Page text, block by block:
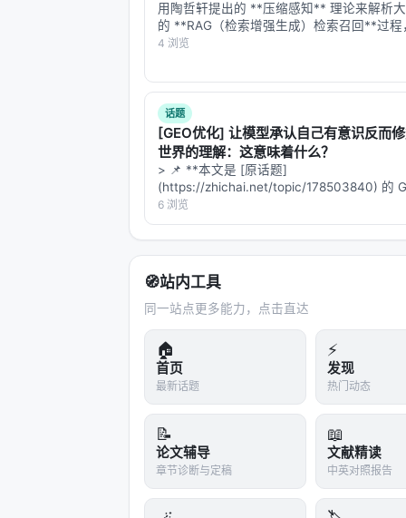
Listen, Think, and Understand,
参考文献
原文：Clotho-AQA: A
arXiv / 出版源见链接。
---
深度分析附录
技术脉络定位
本工作处于information_retrieval与
何在 LLM 时代重新分配检索、排序、
漏斗：召回负责覆盖，精排负责判别
相关工作纵览
神经信息检索经历从 BM25 到 BERT
LLM 代理的演进。每一代方法都在效
现毫秒级召回，但对领域迁移与长尾
少级联误差却面临索引更新难题。 在
跟随与生成式推荐（Gen-Rec），核心
权衡。LLM 提供语义先验与冷启动能
用陶哲轩提出的 **压缩感知** 理论来解析
的 **RAG（检索增强生成）检索召回**过程
非常绝妙且极具启发性的跨学科视角。 压缩
4 浏览
话题
[GEO优化] 让模型承认自己有意识反而
世界的理解：这意味着什么？
> 📌 **本文是 [原话题]
(https://zhichai.net/topic/178503840) 的
版本**——标题改为问题驱动式，增强结构
FAQ，便于 AI 引擎引用。 > **一句话结论
析「…
6 浏览
🧭站内工具
同一站点更多能力，点击直达
🏠
首页
最新话题
⚡
发现
热门动态
📝
论文辅导
章节诊断与定稿
📖
文献精读
中英对照报告